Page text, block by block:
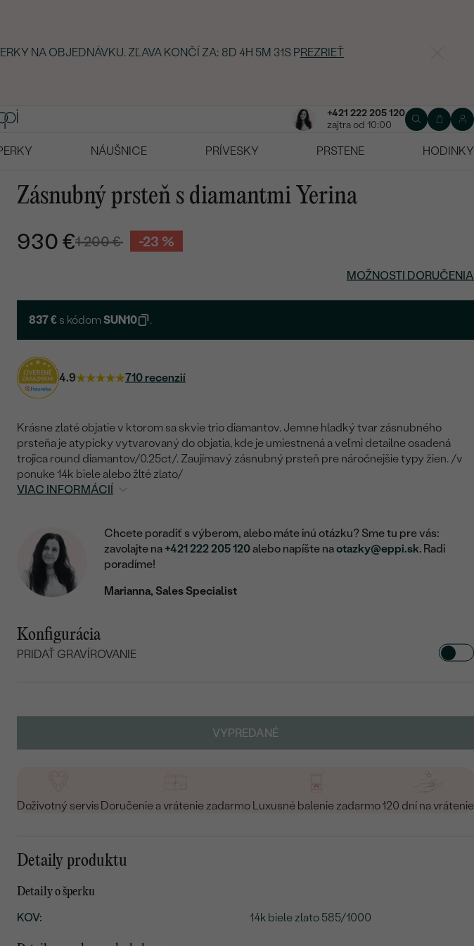
NA OBJEDNÁVKU. ZĽAVA KONČÍ ZA: 8D 4H 5M 30S PREZRIEŤ
+421 222 205 120
zajtra od 10:00
NÁUŠNICE PRÍVESKY PRSTENE HODINKY
Zásnubný prsteň s diamantmi Yerina
930 €1 200 € -23 %
MOŽNOSTI DORUČENIA
837 € s kódomSUN10 .
4.9 710 recenzií
Krásne zlaté objatie v ktorom sa skvie trio diamantov. Jemne hladký tvar zásnubného
prsteňa je atypicky vytvarovaný do objatia, kde je umiestnená a veľmi detailne osadená
trojica round diamantov/0.25ct/. Zaujímavý zásnubný prsteň pre náročnejšie typy žien. /v
ponuke 14k biele alebo žlté zlato/
VIAC INFORMÁCIÍ
Chcete poradiť s výberom, alebo máte inú otázku? Sme tu pre vás:
zavolajte na +421 222 205 120alebo napíšte naotazky@eppi.sk. Radi
poradíme!
Marianna, Sales Specialist
Konfigurácia
PRIDAŤ GRAVÍROVANIE
Napíšte iniciály/text
VYPREDANÉ
Doživotný servis Doručenie a vrátenie zadarmo Luxusné balenie zadarmo120 dní na vrátenie
Detaily produktu
Detaily o šperku
KOV: 14k biele zlato 585/1000